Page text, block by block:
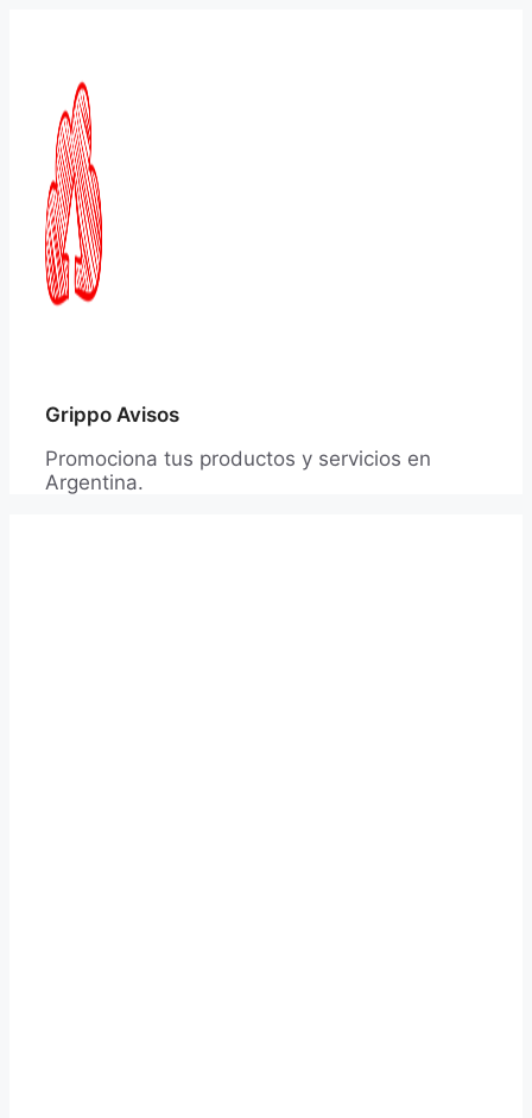
Grippo Avisos
Promociona tus productos y servicios en
Argentina.